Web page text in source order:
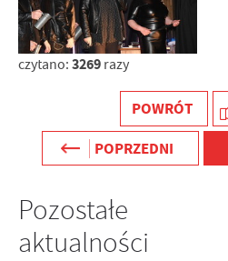
czytano: 3269 razy
POWRÓT
POPRZEDNI
Pozostałe
aktualności